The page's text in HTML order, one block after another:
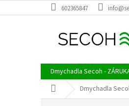
na
602365847
Dmychadla Secoh -
Domů Dmychadla